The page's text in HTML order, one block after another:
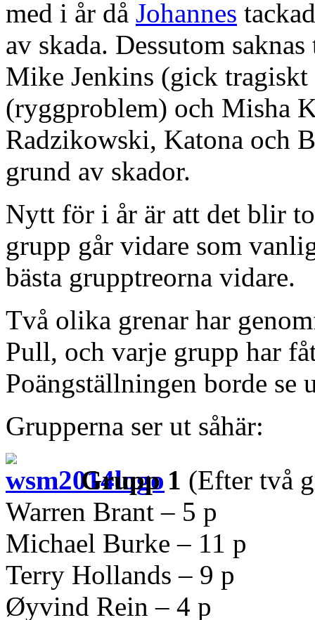
med i år då Johannes
av skada. Dessutom
Mike Jenkins (gick tragiskt
(ryggproblem) och Misha
Radzikowski, Katona och
grund av skador.
Nytt för i år är att det blir
grupp går vidare som
bästa grupptreorna vidare.
Två olika grenar har
Pull, och varje grupp har
Poängställningen borde se
Grupperna ser ut såhär:
Grupp 1 (Efter två
Warren Brant – 5 p
Michael Burke – 11 p
Terry Hollands – 9 p
Øyvind Rein – 4 p